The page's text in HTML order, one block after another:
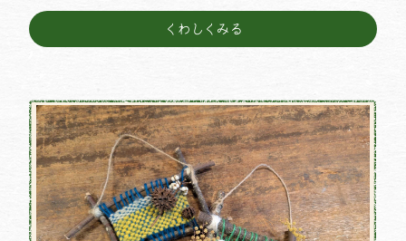
くわしくみる